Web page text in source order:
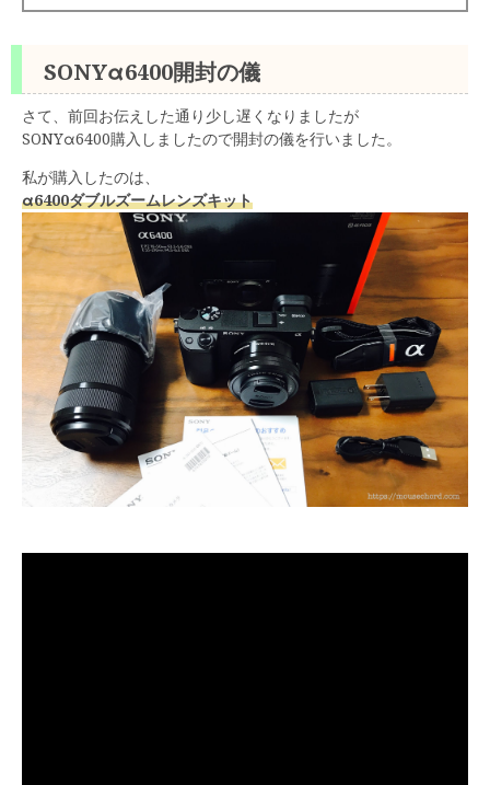
SONYα6400開封の儀
さて、前回お伝えした通り少し遅くなりましたが
SONYα6400購入しましたので開封の儀を行いました。
私が購入したのは、
α6400ダブルズームレンズキット